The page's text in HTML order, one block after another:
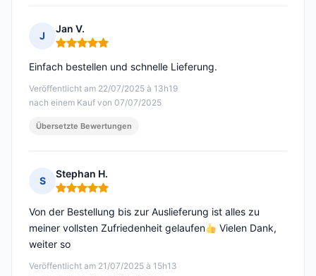
J
Jan V.
Hinweis: 5 von 5
Veröffentlicht am 22/07/2025 à 13h19
nach einem Kauf von 07/07/2025
Einfach bestellen und schnelle Lieferung.
Übersetzte Bewertungen
S
Stephan H.
Hinweis: 5 von 5
Veröffentlicht am 21/07/2025 à 15h13
Von der Bestellung bis zur Auslieferung ist alles zu
meiner vollsten Zufriedenheit gelaufen
Vielen Dank,
weiter so